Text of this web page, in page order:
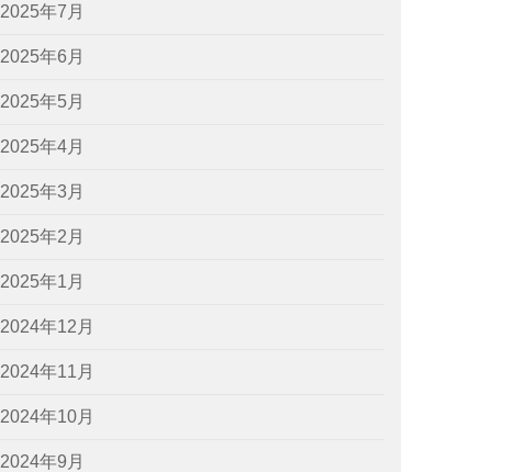
2025年7月
2025年6月
2025年5月
2025年4月
2025年3月
2025年2月
2025年1月
2024年12月
2024年11月
2024年10月
2024年9月